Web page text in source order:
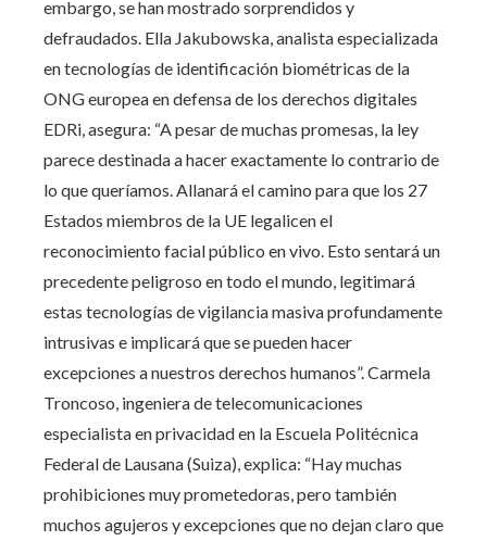
embargo, se han mostrado sorprendidos y
defraudados. Ella Jakubowska, analista especializada
en tecnologías de identificación biométricas de la
ONG europea en defensa de los derechos digitales
EDRi, asegura: “A pesar de muchas promesas, la ley
parece destinada a hacer exactamente lo contrario de
lo que queríamos. Allanará el camino para que los 27
Estados miembros de la UE legalicen el
reconocimiento facial público en vivo. Esto sentará un
precedente peligroso en todo el mundo, legitimará
estas tecnologías de vigilancia masiva profundamente
intrusivas e implicará que se pueden hacer
excepciones a nuestros derechos humanos”. Carmela
Troncoso, ingeniera de telecomunicaciones
especialista en privacidad en la Escuela Politécnica
Federal de Lausana (Suiza), explica: “Hay muchas
prohibiciones muy prometedoras, pero también
muchos agujeros y excepciones que no dejan claro que